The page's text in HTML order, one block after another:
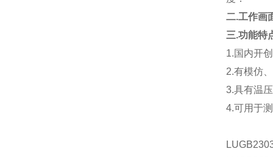
二.工作画
三.功能特
1.国内开
2.有模仿
3.具有温
4.可用于